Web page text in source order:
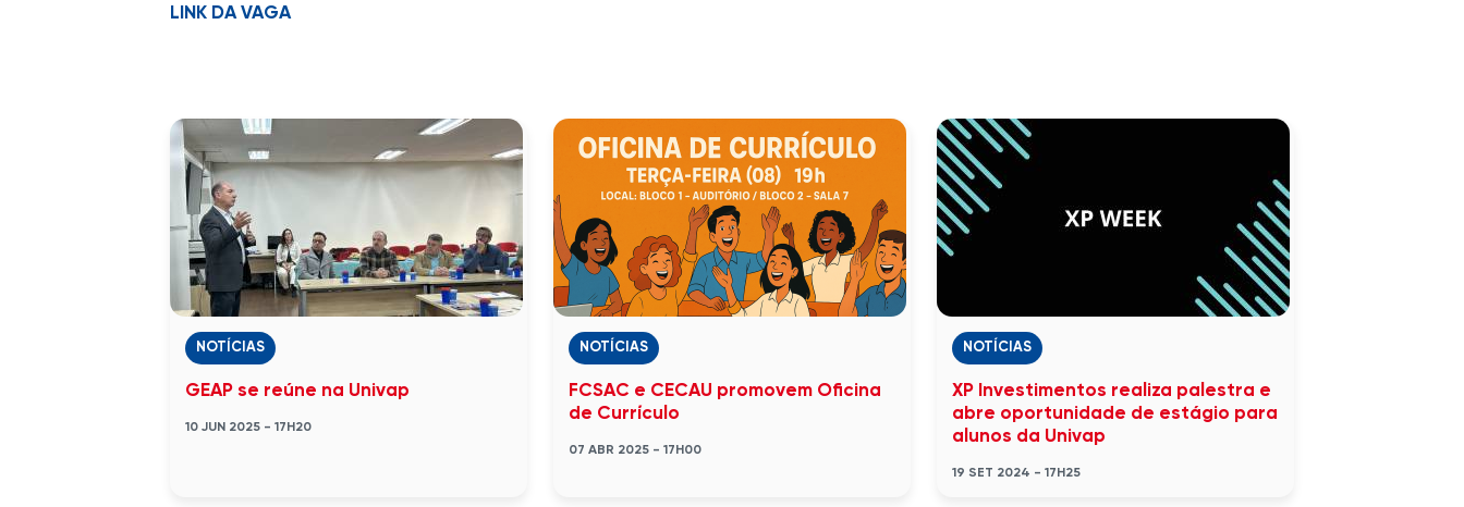
LINK DA VAGA
NOTÍCIAS
GEAP se reúne na Univap
10 JUN 2025 - 17H20
NOTÍCIAS
FCSAC e CECAU promovem Oficina
de Currículo
07 ABR 2025 - 17H00
NOTÍCIAS
XP Investimentos realiza palestra e
abre oportunidade de estágio para
alunos da Univap
19 SET 2024 - 17H25